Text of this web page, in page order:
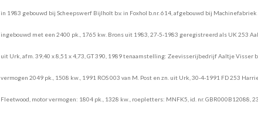
in 1983 gebouwd bij Scheepswerf Bijlholt b.v. in Foxhol b.nr. 614, afgebouwd bij Machinefabriek
ingebouwd met een 2400 pk., 1765 kw. Brons uit 1983, 27-5-1983 geregistreerd als UK 253
uit Urk, afm. 39,40 x 8,51 x 4,73, GT 390, 1989 tenaamstelling: Zeevisserijbedrijf Aaltje Visser
vermogen 2049 pk., 1508 kw., 1991 ROS 003 van M. Post en zn. uit Urk, 30-4-1991 FD 253
Fleetwood, motor vermogen: 1804 pk., 1328 kw., roepletters: MNFK5, id. nr. GBR000B12088,